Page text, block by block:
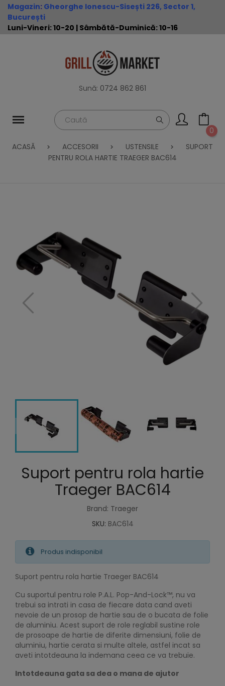
Magazin: Gheorghe Ionescu-Sisești 226, Sector 1,
București
Luni-Vineri: 10-20 | Sâmbătă-Duminică: 10-16
Sună: 0724 862 861
0
ACASĂ
ACCESORII USTENSILE
SUPORT
PENTRU ROLA HARTIE TRAEGER BAC614
Suport pentru rola hartie
Traeger BAC614
Brand: Traeger
SKU: BAC614
Produs indisponibil
Suport pentru rola hartie Traeger BAC614
Cu suportul pentru role P.A.L. Pop-And-Lock™, nu va
trebui sa intrati in casa de fiecare data cand aveti
nevoie de un prosop de hartie sau de o bucata de folie
de aluminiu. Acest suport de role reglabil sustine role
de prosoape de hartie de diferite dimensiuni, folie de
aluminiu, hartie cerata si multe altele, astfel incat sa
aveti intotdeauna la indemana ceea ce va trebuie.
Intotdeauna gata sa dea o mana de ajutor